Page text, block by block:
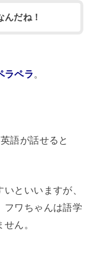
んだね！
ラペラ 。
語が話せると
といいますが、
フワちゃんは語学
ん。